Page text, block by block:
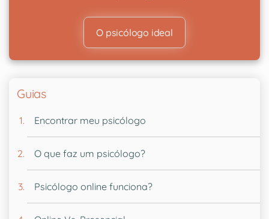
O psicólogo ideal
Guias
Encontrar meu psicólogo
O que faz um psicólogo?
Psicólogo online funciona?